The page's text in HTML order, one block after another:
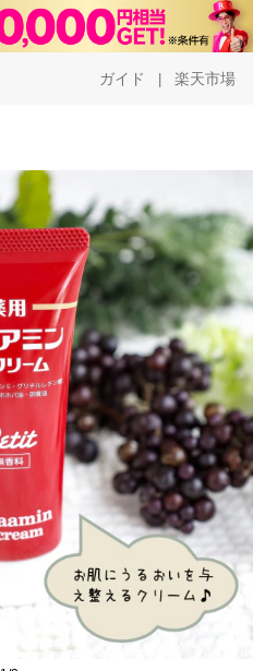
ガイド 楽天市場